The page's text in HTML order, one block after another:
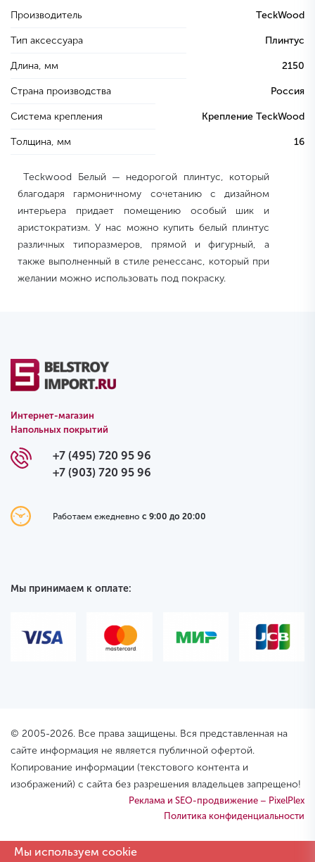
Производитель TeckWood
Тип аксессуара Плинтус
Длина, мм 2150
Страна производства Россия
Система крепления Крепление TeckWood
Толщина, мм 16
Teckwood Белый — недорогой плинтус, который
благодаря гармоничному сочетанию с дизайном
интерьера придает помещению особый шик и
аристократизм. У нас можно купить белый плинтус
различных типоразмеров, прямой и фигурный, а
также выполненный в стиле ренессанс, который при
желании можно использовать под покраску.
Интернет-магазин
Напольных покрытий
+7 (495) 720 95 96
+7 (903) 720 95 96
Работаем ежедневно с 9:00 до 20:00
Мы принимаем к оплате:
© 2005-2026. Все права защищены. Вся представленная на
сайте информация не является публичной офертой.
Копирование информации (текстового контента и
изображений) с сайта без разрешения владельцев запрещено!
Реклама и SEO-продвижение – PixelPlex
Политика конфиденциальности
Мы используем cookie